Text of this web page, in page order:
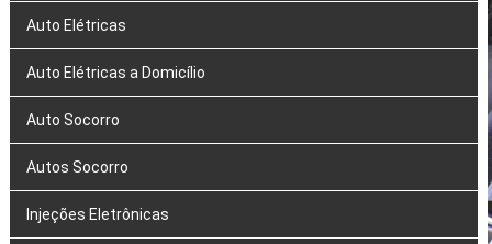
Auto Elétricas
Auto Elétricas a Domicílio
Auto Socorro
Autos Socorro
Injeções Eletrônicas